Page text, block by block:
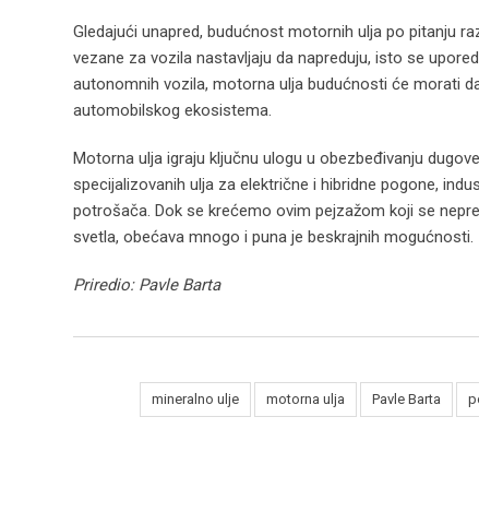
Gledajući unapred, budućnost motornih ulja po pitanju
vezane za vozila nastavljaju da napreduju, isto se
autonomnih vozila, motorna ulja budućnosti će morati
automobilskog ekosistema.
Motorna ulja igraju ključnu ulogu u obezbeđivanju
specijalizovanih ulja za električne i hibridne pogone,
potrošača. Dok se krećemo ovim pejzažom koji se
svetla, obećava mnogo i puna je beskrajnih mogućnosti.
Priredio: Pavle Barta
mineralno ulje motorna ulja Pavle Barta